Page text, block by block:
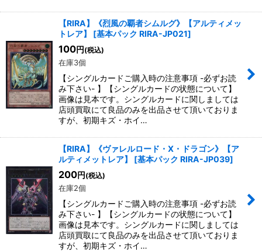
【RIRA】《烈風の覇者シムルグ》【アルティメッ
トレア】
[基本パック RIRA-JP021]
100円 (税込)
在庫3個
【シングルカードご購入時の注意事項 -必ずお読
み下さい- 】【シングルカードの状態について】
画像は見本です。シングルカードに関しましては
店頭買取にて良品のみを出品させて頂いておりま
すが、初期キズ・ホイ…
【RIRA】《ヴァレルロード・X・ドラゴン》【ア
ルティメットレア】
[基本パック RIRA-JP039]
200円 (税込)
在庫2個
【シングルカードご購入時の注意事項 -必ずお読
み下さい- 】【シングルカードの状態について】
画像は見本です。シングルカードに関しましては
店頭買取にて良品のみを出品させて頂いておりま
すが、初期キズ・ホイ…